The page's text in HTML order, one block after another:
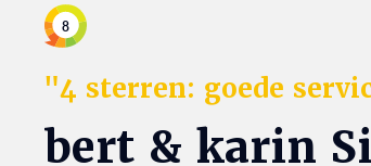
8
"4 sterren: goede
bert & karin